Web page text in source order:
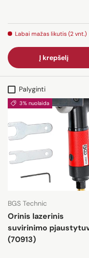
Labai mažas likutis (2 vnt.)
Į krepšelį
Palyginti
3% nuolaida
BGS Technic
Orinis lazerinis
suvirinimo
(70913)